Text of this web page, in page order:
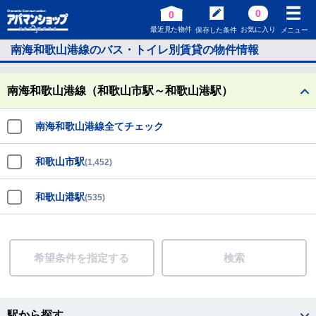
0
最近見た物件 保存した条件
0
お気に入り メニュー
南海和歌山港線のバス・トイレ別賃貸の物件情報
南海和歌山港線（和歌山市駅～和歌山港駅）
南海和歌山港線全てチェック
和歌山市駅(1,452)
和歌山港駅(535)
希望条件を指定する 検索